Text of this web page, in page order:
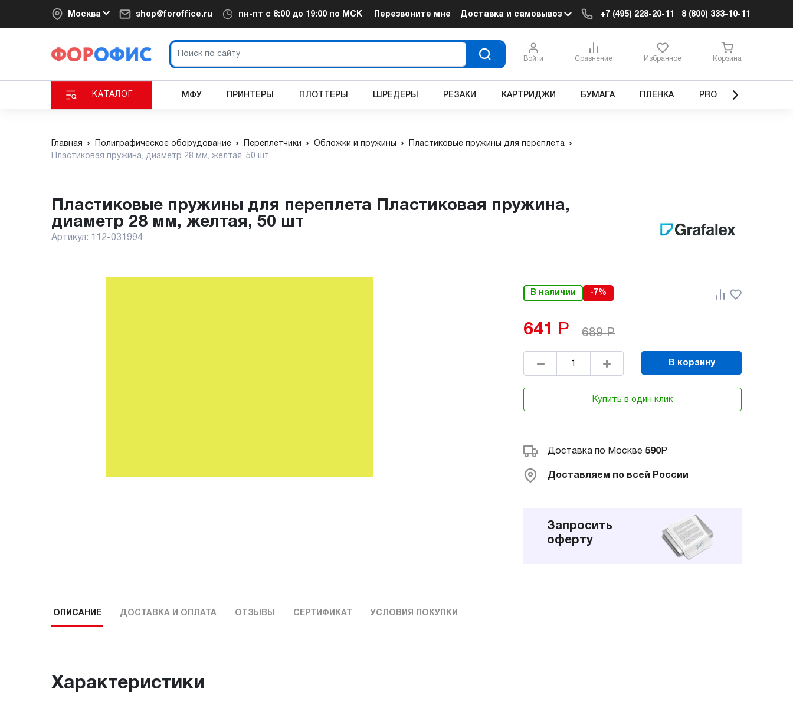
Москва shop@foroffice.ru пн-пт с 8:00 до 19:00 по МСК Перезвоните мне Доставка и самовывоз +7 (495) 228-20-11 8 (800) 333-10-11
Войти Сравнение Избранное Корзина
КАТАЛОГ МФУ ПРИНТЕРЫ ПЛОТТЕРЫ ШРЕДЕРЫ РЕЗАКИ КАРТРИДЖИ БУМАГА ПЛЕНКА PRO
Главная Полиграфическое оборудование Переплетчики Обложки и пружины
Пластиковые пружины для переплета
Пластиковая пружина, диаметр 28 мм, желтая, 50 шт
пластиковые пружины для переплета Пластиковая пружина,
диаметр 28 мм, желтая, 50 шт
Артикул: 112-031994
В наличии -7%
641 Р 689 Р
В корзину
Купить в один клик
Доставка по Москве 590Р
Доставляем по всей России
Запросить
оферту
ОПИСАНИЕ ДОСТАВКА И ОПЛАТА ОТЗЫВЫ СЕРТИФИКАТ УСЛОВИЯ ПОКУПКИ
Характеристики